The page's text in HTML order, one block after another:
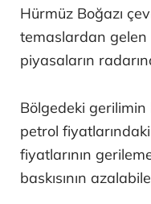
Hürmüz Boğazı
temaslardan gelen
piyasaların
Bölgedeki
petrol
fiyatlarının
baskısının